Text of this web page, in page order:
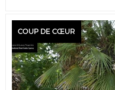
COUP DE CŒUR